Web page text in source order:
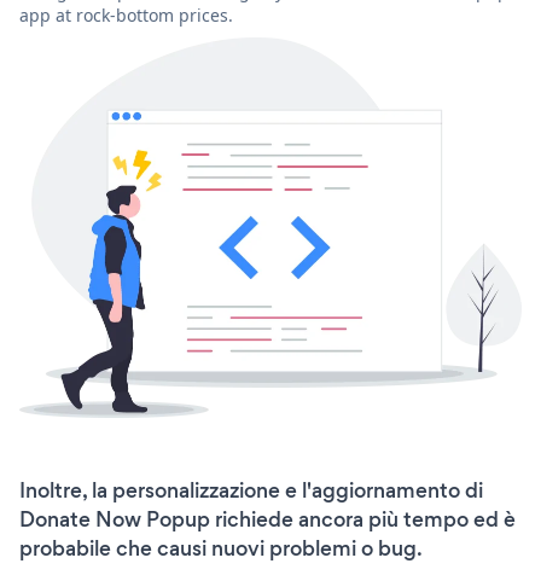
app at rock-bottom prices.
Inoltre, la personalizzazione e l'aggiornamento di
Donate Now Popup richiede ancora più tempo ed è
probabile che causi nuovi problemi o bug.